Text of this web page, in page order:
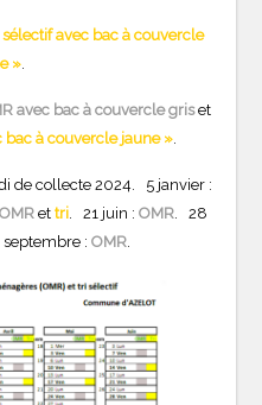
avec bac à couvercle
».
avec bac à couvercle griset
à couvercle jaune ».
de collecte 2024. 5 janvier :
OMR et tri. 21 juin : OMR. 28
: OMR.